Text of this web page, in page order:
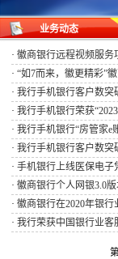
业务动态
· 徽商银行远程视频服务
· “如7而来，徽更精彩”
· 我行手机银行客户数突
· 我行手机银行荣获
· 我行手机银行“房管家e
· 我行手机银行客户数突
· 手机银行上线医保电子
· 徽商银行个人网银3.0
· 徽商银行在2020年银
· 我行荣获中国银行业客